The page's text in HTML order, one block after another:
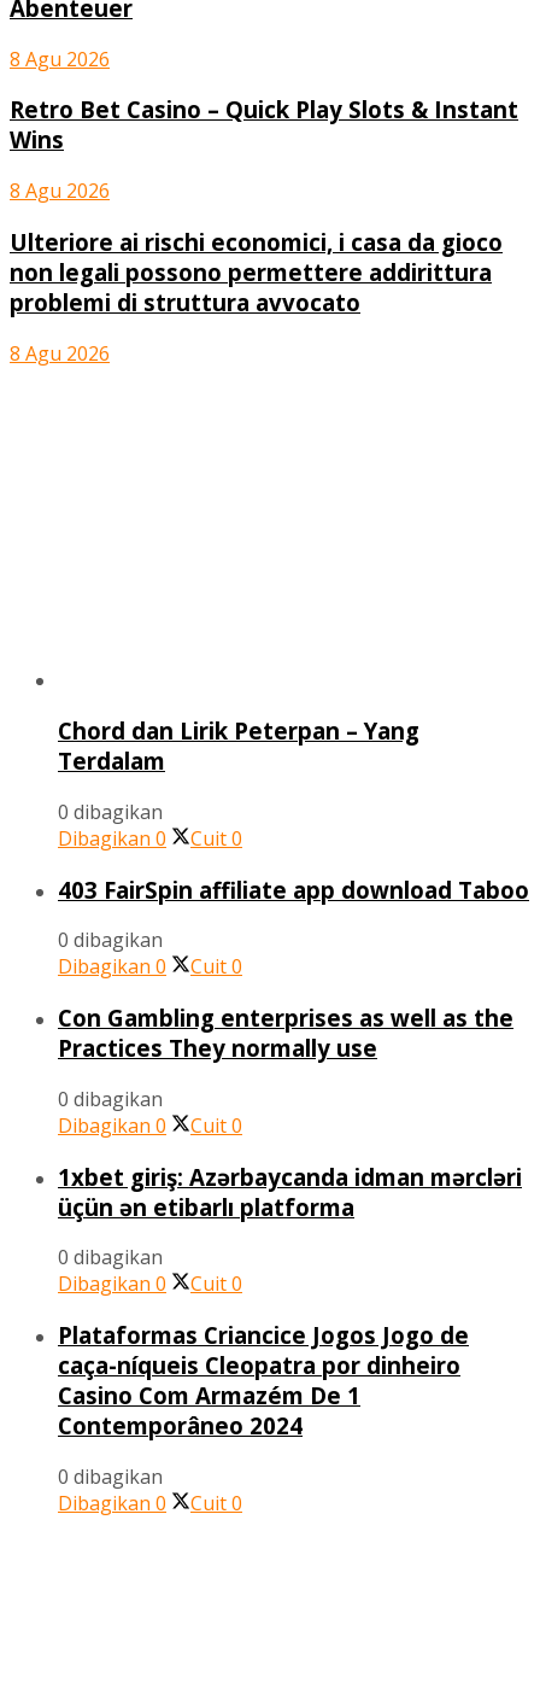
Abenteuer
8 Agu 2026
Retro Bet Casino – Quick Play Slots & Instant
Wins
8 Agu 2026
Ulteriore ai rischi economici, i casa da gioco
non legali possono permettere addirittura
problemi di struttura avvocato
8 Agu 2026
Chord dan Lirik Peterpan – Yang
Terdalam
0 dibagikan
Dibagikan 0 Cuit0
403 FairSpin affiliate app download Taboo
0 dibagikan
Dibagikan 0 Cuit0
Con Gambling enterprises as well as the
Practices They normally use
0 dibagikan
Dibagikan 0 Cuit0
1xbet giriş: Azərbaycanda idman mərcləri
üçün ən etibarlı platforma
0 dibagikan
Dibagikan 0 Cuit0
Plataformas Criancice Jogos Jogo de
caça-níqueis Cleopatra por dinheiro
Casino Com Armazém De 1
Contemporâneo 2024
0 dibagikan
Dibagikan 0 Cuit0